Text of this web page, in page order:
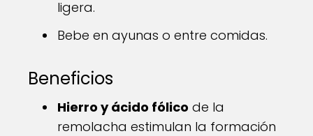
ligera.
Bebe en ayunas o entre comidas.
Beneficios
Hierro y ácido fólico de la
remolacha estimulan la formación